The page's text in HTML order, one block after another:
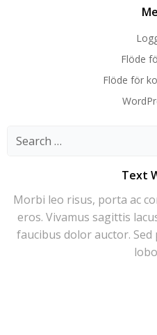
Flöde
Flöde för
Search
Text
Morbi leo risus, porta ac
eros. Vivamus sagittis
faucibus dolor auctor.